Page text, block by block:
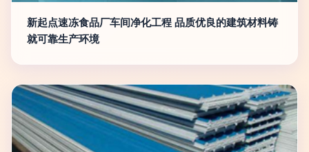
新起点速冻食品厂车间净化工程 品质优良的建筑材料铸
就可靠生产环境